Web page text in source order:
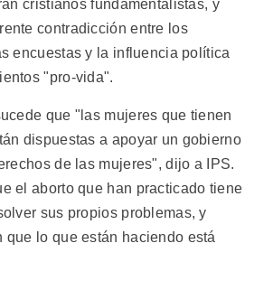
cristianos fundamentalistas, y
contradicción entre los
encuestas y la influencia política
"pro-vida".
que "las mujeres que tienen
dispuestas a apoyar un gobierno
de las mujeres", dijo a IPS.
el aborto que han practicado tiene
sus propios problemas, y
que lo que están haciendo está